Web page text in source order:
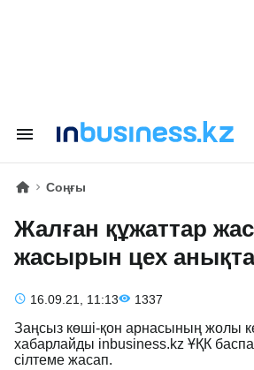
Соңғы
Жалған құжаттар
жасырын цех
16.09.21, 11:13 1337
Заңсыз көші-қон арнасының жолы
хабарлайды inbusiness.kz ҰҚК
сілтеме жасап.